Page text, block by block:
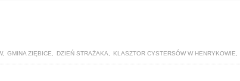
, GMINA ZIĘBICE DZIEŃ STRAŻAKA KLASZTOR CYSTERSÓW W HENRYKOWIE